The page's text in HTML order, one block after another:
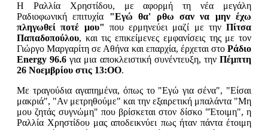
Η Ραλλία Χρηστίδου, με αφορμή τη νέα μεγάλη
Ραδιοφωνική επιτυχία "Εγώ θα' ρθω σαν να μην έχω
πληγωθεί ποτέ μου" που ερμηνεύει μαζί με την Πίτσα
Παπαδοπούλου, και τις επικείμενες εμφανίσεις της με τον
Γιώργο Μαργαρίτη σε Αθήνα και επαρχία, έρχεται στο Ράδιο
Energy 96.6 για μια αποκλειστική συνέντευξη, τηνΠέμπτη
26 Νοεμβρίου στις 13:ΟΟ.
Με τραγούδια αγαπημένα, όπως το "Εγώ για σένα", "Είσαι
μακριά", "Αν μετρηθούμε" και την εξαιρετική μπαλάντα "Μη
μου ζητάς συγνώμη" που βρίσκεται στον δίσκο "Έτοιμη", η
Ραλλία Χρηστίδου μας αποδεικνύει πως ήταν πάντα έτοιμη